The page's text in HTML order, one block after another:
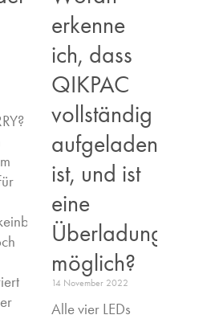
erkenne
ich, dass
QIKPAC
vollständig
aufgeladen
ist, und ist
eine
Überladung
möglich?
14 November 2022
Alle vier LEDs